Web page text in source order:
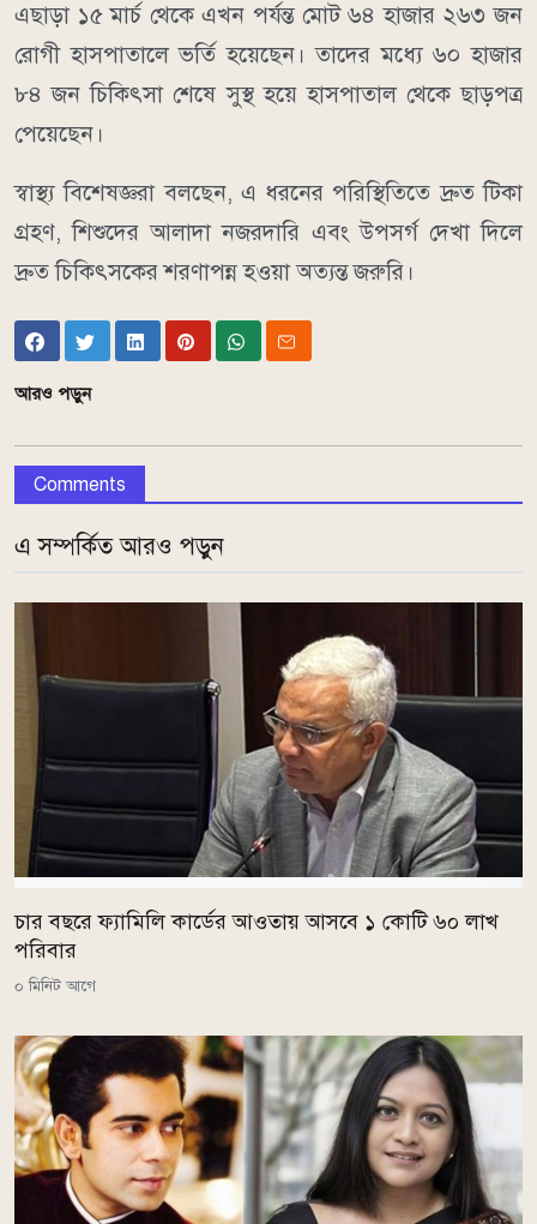
এছাড়া ১৫ মার্চ থেকে এখন পর্যন্ত মোট ৬৪ হাজার ২৬৩ জন
রোগী হাসপাতালে ভর্তি হয়েছেন। তাদের মধ্যে ৬০ হাজার
৮৪ জন চিকিৎসা শেষে সুস্থ হয়ে হাসপাতাল থেকে ছাড়পত্র
পেয়েছেন।
স্বাস্থ্য বিশেষজ্ঞরা বলছেন, এ ধরনের পরিস্থিতিতে দ্রুত টিকা
গ্রহণ, শিশুদের আলাদা নজরদারি এবং উপসর্গ দেখা দিলে
দ্রুত চিকিৎসকের শরণাপন্ন হওয়া অত্যন্ত জরুরি।
আরও পড়ুন
Comments
এ সম্পর্কিত আরও পড়ুন
চার বছরে ফ্যামিলি কার্ডের আওতায় আসবে ১ কোটি ৬০ লাখ
পরিবার
০ মিনিট আগে